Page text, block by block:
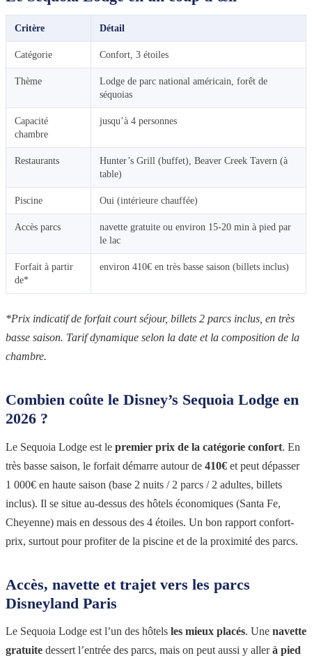
Critère Détail
Catégorie Confort, 3 étoiles
Thème
Lodge de parc national américain, forêt de
séquoias
Capacité
chambre
jusqu’à 4 personnes
Restaurants
Hunter’s Grill (buffet), Beaver Creek Tavern (à
table)
Piscine Oui (intérieure chauffée)
Accès parcs
navette gratuite ou environ 15-20 min à pied par
le lac
Forfait à partir
de*
environ 410€ en très basse saison (billets inclus)
*Prix indicatif de forfait court séjour, billets 2 parcs inclus, en très
basse saison. Tarif dynamique selon la date et la composition de la
chambre.
Combien coûte le Disney’s Sequoia Lodge en
2026 ?
Le Sequoia Lodge est le premier prix de la catégorie confort. En
très basse saison, le forfait démarre autour de 410€ et peut dépasser
1 000€ en haute saison (base 2 nuits / 2 parcs / 2 adultes, billets
inclus). Il se situe au-dessus des hôtels économiques (Santa Fe,
Cheyenne) mais en dessous des 4 étoiles. Un bon rapport confort-
prix, surtout pour profiter de la piscine et de la proximité des parcs.
Accès, navette et trajet vers les parcs
Disneyland Paris
Le Sequoia Lodge est l’un des hôtels les mieux placés. Une navette
gratuite dessert l’entrée des parcs, mais on peut aussi y allerà pied